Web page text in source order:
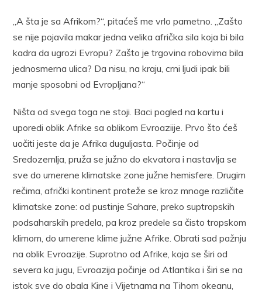
„A šta je sa Afrikom?“, pitaćeš me vrlo pametno. „Zašto
se nije pojavila makar jedna velika afrička sila koja bi bila
kadra da ugrozi Evropu? Zašto je trgovina robovima bila
jednosmerna ulica? Da nisu, na kraju, crni ljudi ipak bili
manje sposobni od Evropljana?“
Ništa od svega toga ne stoji. Baci pogled na kartu i
uporedi oblik Afrike sa oblikom Evroaziije. Prvo što ćeš
uočiti jeste da je Afrika duguljasta. Počinje od
Sredozemlja, pruža se južno do ekvatora i nastavlja se
sve do umerene klimatske zone južne hemisfere. Drugim
rečima, afrički kontinent proteže se kroz mnoge različite
klimatske zone: od pustinje Sahare, preko suptropskih
podsaharskih predela, pa kroz predele sa čisto tropskom
klimom, do umerene klime južne Afrike. Obrati sad pažnju
na oblik Evroazije. Suprotno od Afrike, koja se širi od
severa ka jugu, Evroazija počinje od Atlantika i širi se na
istok sve do obala Kine i Vijetnama na Tihom okeanu,